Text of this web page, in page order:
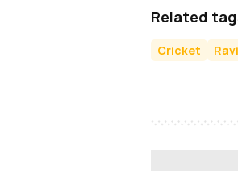
Related
Cricket